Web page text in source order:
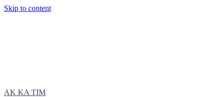
Skip to content
AK KA TIM